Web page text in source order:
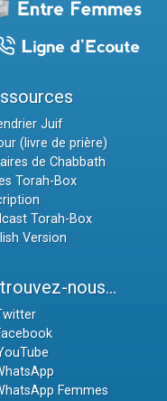
Juif
(livre de prière)
de Chabbath
Torah-Box
Torah-Box
Version
nous...
Femmes